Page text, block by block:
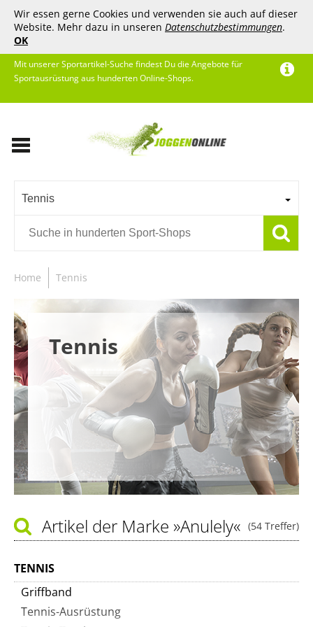
Wir essen gerne Cookies und verwenden sie auch auf dieser
Website. Mehr dazu in unseren Datenschutzbestimmungen.
OK
Mit unserer Sportartikel-Suche findest Du die Angebote für
Sportausrüstung aus hunderten Online-Shops.
Tennis
Home Tennis
Tennis
(54 Treffer)
Artikel der Marke »Anulely«
TENNIS
Griffband
Tennis-Ausrüstung